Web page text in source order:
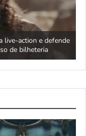
live-action e defende
de bilheteria